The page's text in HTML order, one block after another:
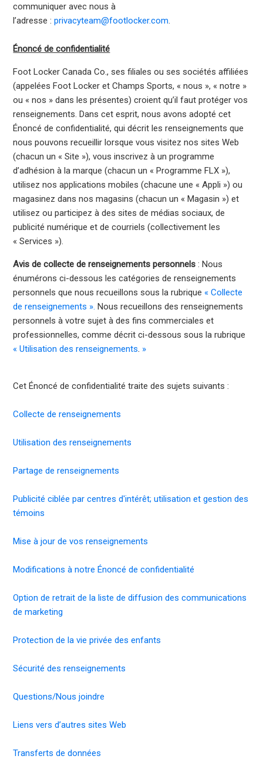
communiquer avec nous à
l’adresse :privacyteam@footlocker.com.
Énoncé de confidentialité
Foot Locker Canada Co., ses filiales ou ses sociétés affiliées
(appelées Foot Locker et Champs Sports, « nous », « notre »
ou « nos » dans les présentes) croient qu’il faut protéger vos
renseignements. Dans cet esprit, nous avons adopté cet
Énoncé de confidentialité, qui décrit les renseignements que
nous pouvons recueillir lorsque vous visitez nos sites Web
(chacun un « Site »), vous inscrivez à un programme
d’adhésion à la marque (chacun un « Programme FLX »),
utilisez nos applications mobiles (chacune une « Appli ») ou
magasinez dans nos magasins (chacun un « Magasin ») et
utilisez ou participez à des sites de médias sociaux, de
publicité numérique et de courriels (collectivement les
« Services »).
Avis de collecte de renseignements personnels : Nous
énumérons ci-dessous les catégories de renseignements
personnels que nous recueillons sous la rubrique «Collecte
de renseignements ». Nous recueillons des renseignements
personnels à votre sujet à des fins commerciales et
professionnelles, comme décrit ci-dessous sous la rubrique
«Utilisation des renseignements. »
Cet Énoncé de confidentialité traite des sujets suivants :
Collecte de renseignements
Utilisation des renseignements
Partage de renseignements
Publicité ciblée par centres d'intérêt; utilisation et gestion des
témoins
Mise à jour de vos renseignements
Modifications à notre Énoncé de confidentialité
Option de retrait de la liste de diffusion des communications
de marketing
Protection de la vie privée des enfants
Sécurité des renseignements
Questions/Nous joindre
Liens vers d’autres sites Web
Transferts de données